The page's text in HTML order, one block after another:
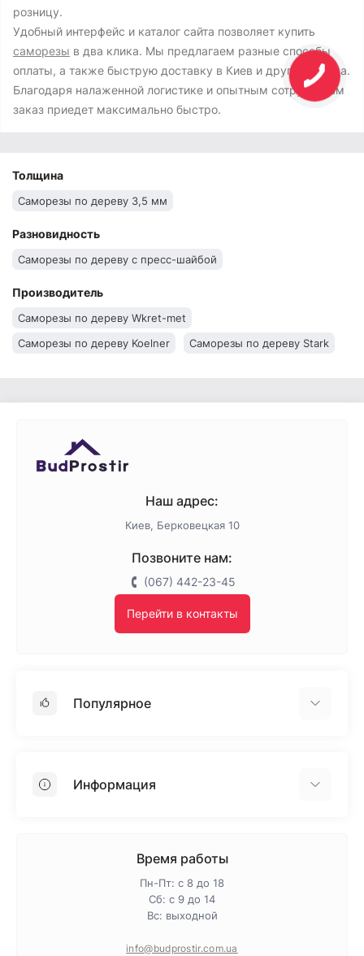
розницу.
Удобный интерфейс и каталог сайта позволяет купить
саморезы в два клика. Мы предлагаем разные способы
оплаты, а также быструю доставку в Киев и другие города.
Благодаря налаженной логистике и опытным сотрудникам
заказ приедет максимально быстро.
Толщина
Саморезы по дереву 3,5 мм
Разновидность
Саморезы по дереву с пресс-шайбой
Производитель
Саморезы по дереву Wkret-met
Саморезы по дереву Koelner
Саморезы по дереву Stark
Наш адрес:
Киев, Берковецкая 10
Позвоните нам:
(067) 442-23-45
Перейти в контакты
Популярное
ПенопластИнформация
Политика конфиденциальности
Время работы
Пн-Пт: с 8 до 18
Сб: с 9 до 14
Вс: выходной
info@budprostir.com.ua